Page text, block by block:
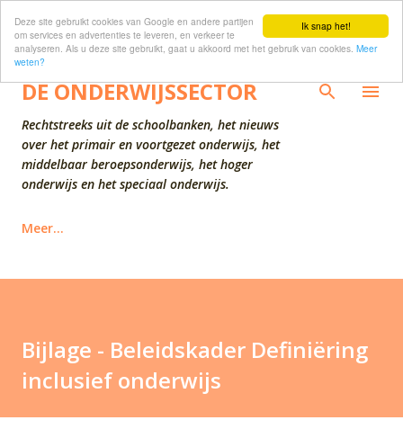
Ik snap het!
Deze site gebruikt cookies van Google en andere partijen
om services en advertenties te leveren, en verkeer te
analyseren. Als u deze site gebruikt, gaat u akkoord met het gebruik van cookies. Meer
weten?
Doorgaan naar hoofdcontent
DE ONDERWIJSSECTOR
Rechtstreeks uit de schoolbanken, het nieuws
over het primair en voortgezet onderwijs, het
middelbaar beroepsonderwijs, het hoger
onderwijs en het speciaal onderwijs.
Meer…
Bijlage - Beleidskader Definiëring
inclusief onderwijs